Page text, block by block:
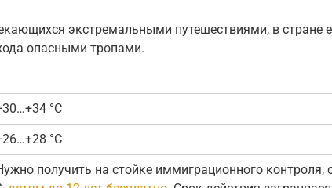
экстремальными путешествиями, в стране
опасными тропами.
°C
°C
получить на стойке иммиграционного контроля,